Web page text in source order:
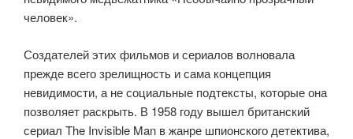
человек».
Создателей этих фильмов и сериалов волновала
прежде всего зрелищность и сама концепция
невидимости, а не социальные подтексты, которые она
позволяет раскрыть. В 1958 году вышел британский
сериал The Invisible Man в жанре шпионского детектива,